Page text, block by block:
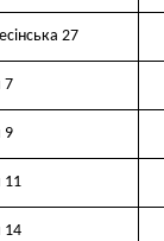
27
7
9
11
14